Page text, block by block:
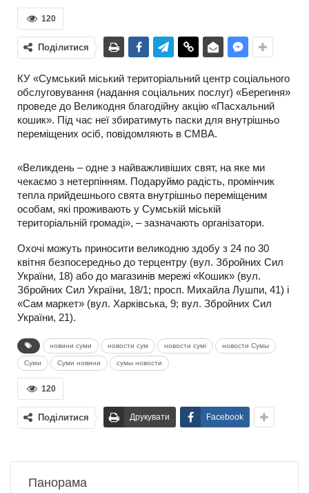
120
Поділитися
КУ «Сумський міський територіальний центр соціального
обслуговування (надання соціальних послуг) «Берегиня»
проведе до Великодня благодійну акцію «Пасхальний
кошик». Під час неї збиратимуть паски для внутрішньо
переміщених осіб, повідомляють в СМВА.
«Великдень – одне з найважливіших свят, на яке ми
чекаємо з нетерпінням. Подаруймо радість, промінчик
тепла прийдешнього свята внутрішньо переміщеним
особам, які проживають у Сумській міській
територіальній громаді», – зазначають організатори.
Охочі можуть приносити великодню здобу з 24 по 30
квітня безпосередньо до терцентру (вул. Збройних Сил
України, 18) або до магазинів мережі «Кошик» (вул.
Збройних Сил України, 18/1; просп. Михайла Лушпи, 41) і
«Сам маркет» (вул. Харківська, 9; вул. Збройних Сил
України, 21).
новини суми новости сум новости сумі новости Сумы
Суми Суми новини сумы новости
120
Поділитися Друкувати Facebook
Панорама